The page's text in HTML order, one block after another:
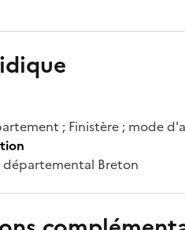
; Finistère ; mode
départemental Breton